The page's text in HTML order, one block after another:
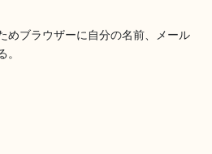
めブラウザーに自分の名前、メール
。